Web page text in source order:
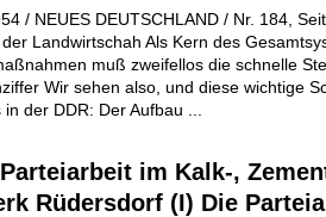
/ NEUES DEUTSCHLAND / Nr. 184,
Landwirtschah Als Kern des
muß zweifellos die schnelle
Wir sehen also, und diese wichtige
der DDR: Der Aufbau ...
im Kalk-,
Rüdersdorf (I) Die